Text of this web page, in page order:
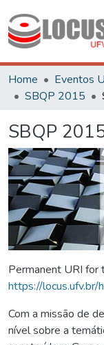
Home Eventos
SBQP 2015
SBQP
Permanent URI for
https://
Com a missão de
nível sobre a